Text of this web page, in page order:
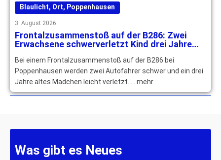
Blaulicht, Ort, Poppenhausen
3. August 2026
Frontalzusammenstoß auf der B286: Zwei
Erwachsene schwerverletzt Kind drei Jahre
Bei einem Frontalzusammenstoß auf der B286 bei
Poppenhausen werden zwei Autofahrer schwer und ein drei
Jahre altes Mädchen leicht verletzt. … mehr
Was gibt es Neues